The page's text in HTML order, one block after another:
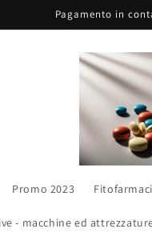
Pagamento in
Promo 2023 Fitofarmaci
- macchine ed